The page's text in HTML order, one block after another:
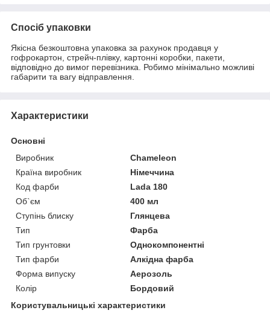
Спосіб упаковки
Якісна безкоштовна упаковка за рахунок продавця у
гофрокартон, стрейч-плівку, картонні коробки, пакети,
відповідно до вимог перевізника. Робимо мінімально можливі
габарити та вагу відправлення.
Характеристики
Основні
Виробник
Chameleon
Країна виробник
Німеччина
Код фарби
Lada 180
Об`єм
400 мл
Ступінь блиску
Глянцева
Тип
Фарба
Тип грунтовки
Однокомпонентні
Тип фарби
Алкідна фарба
Форма випуску
Аерозоль
Колір
Бордовий
Користувальницькі характеристики